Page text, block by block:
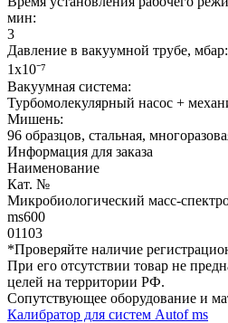
мин:
3
Давление в вакуумной трубе, мбар:
1х10⁻⁷
Вакуумная система:
Турбомолекулярный насос +
Мишень:
96 образцов, стальная,
Информация для заказа
Наименование
Кат. №
Микробиологический масс-
ms600
01103
*Проверяйте наличие
При его отсутствии товар не
целей на территории РФ.
Сопутствующее оборудование и
Калибратор для систем Autof ms